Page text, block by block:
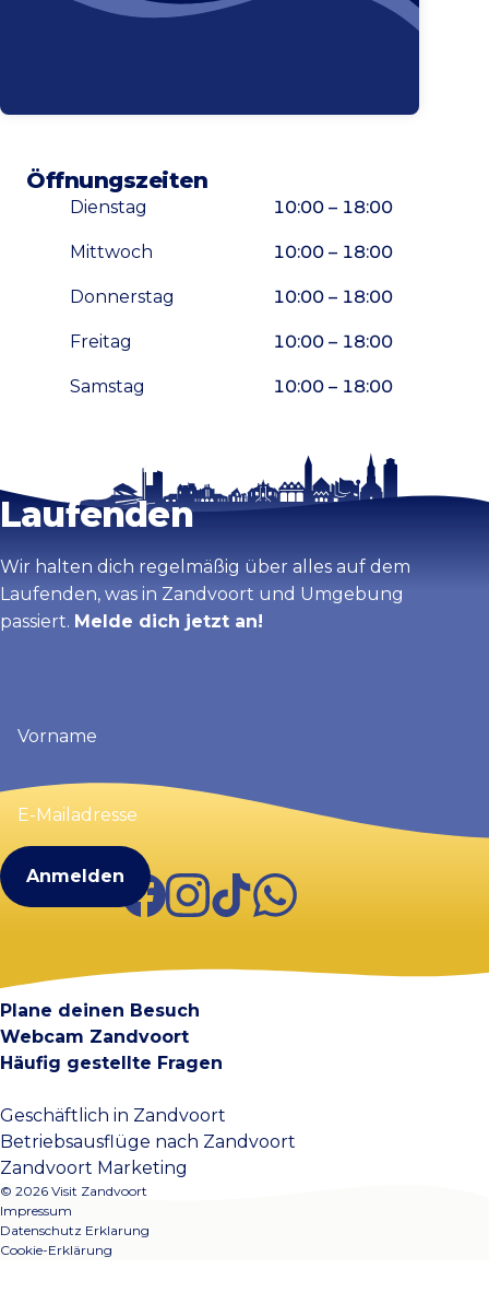
Öffnungszeiten
Dienstag 10:00 – 18:00
Mittwoch 10:00 – 18:00
Donnerstag 10:00 – 18:00
Freitag 10:00 – 18:00
Samstag 10:00 – 18:00
Karte vergrößern
Bleib auf dem
Laufenden
Wir halten dich regelmäßig über alles auf dem
Laufenden, was in Zandvoort und Umgebung
passiert. Melde dich jetzt an!
(erforderlich)
E-
Mailadresse
FacebookInstagram
TikTokWhatsApp
Plane deinen Besuch
Webcam Zandvoort
Häufig gestellte Fragen
Geschäftlich in Zandvoort
Betriebsausflüge nach Zandvoort
Zandvoort Marketing
© 2026 Visit Zandvoort
Impressum
Datenschutz Erklarung
Cookie-Erklärung